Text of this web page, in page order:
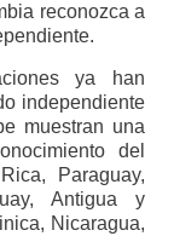
reconozca a
ya han
independiente
muestran una
del
Paraguay,
Antigua y
Nicaragua,